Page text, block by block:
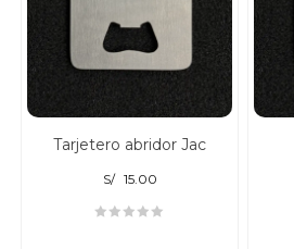
Tarjetero abridor Jac
S/ 15.00